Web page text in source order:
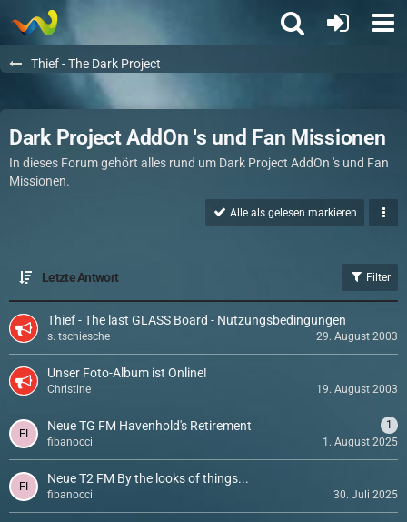
Thief - The Dark Project
Dark Project AddOn 's und Fan Missionen
In dieses Forum gehört alles rund um Dark Project AddOn 's und Fan
Missionen.
Alle als gelesen markieren
Letzte Antwort Filter
Thief - The last GLASS Board - Nutzungsbedingungen
s. tschiesche 29. August 2003
Unser Foto-Album ist Online!
Christine 19. August 2003
Neue TG FM Havenhold's Retirement
1
fibanocci
1. August 2025
Neue T2 FM By the looks of things...
fibanocci 30. Juli 2025